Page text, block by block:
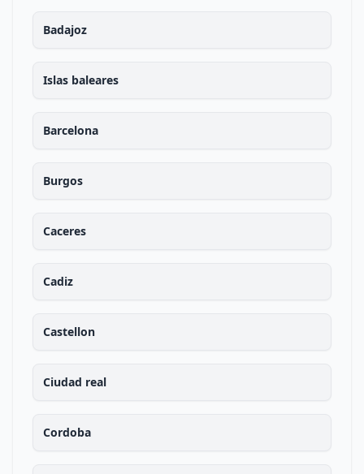
Badajoz
Islas baleares
Barcelona
Burgos
Caceres
Cadiz
Castellon
Ciudad real
Cordoba